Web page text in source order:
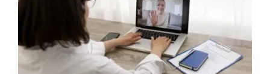
Avaliação Psicológica
Profunda e Precisa!
Avaliação psicológica completa